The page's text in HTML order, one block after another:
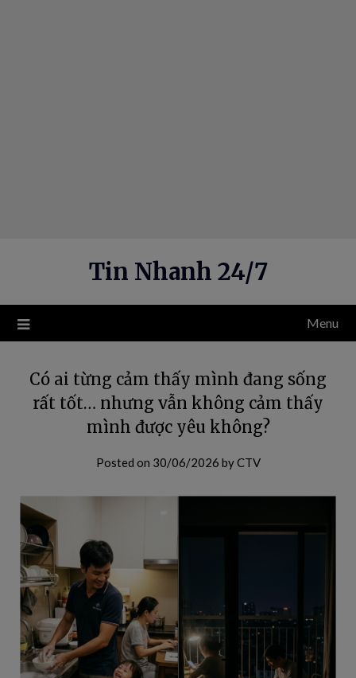
Tin Nhanh 24/7
Menu
Có ai từng cảm thấy mình đang sống
rất tốt… nhưng vẫn không cảm thấy
mình được yêu không?
Posted on 30/06/2026 byCTV